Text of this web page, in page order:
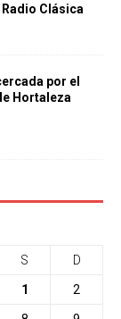
Clásica
por el
Hortaleza
S D
1 2